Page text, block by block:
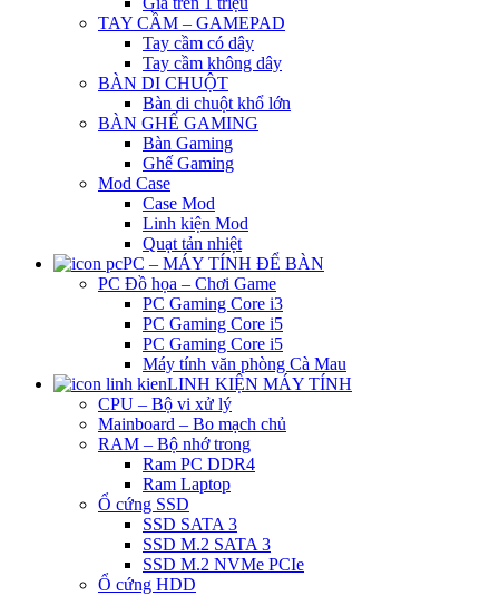
TAY CẦM – GAMEPAD
Tay cầm có dây
Tay cầm không dây
BÀN DI CHUỘT
Bàn di chuột khổ lớn
BÀN GHẾ GAMING
Bàn Gaming
Ghế Gaming
Mod Case
Case Mod
Linh kiện Mod
Quạt tản nhiệt
PC – MÁY TÍNH ĐỂ BÀN
PC Đồ họa – Chơi Game
PC Gaming Core i3
PC Gaming Core i5
PC Gaming Core i5
Máy tính văn phòng Cà Mau
LINH KIỆN MÁY TÍNH
CPU – Bộ vi xử lý
Mainboard – Bo mạch chủ
RAM – Bộ nhớ trong
Ram PC DDR4
Ram Laptop
Ổ cứng SSD
SSD SATA 3
SSD M.2 SATA 3
SSD M.2 NVMe PCIe
Ổ cứng HDD